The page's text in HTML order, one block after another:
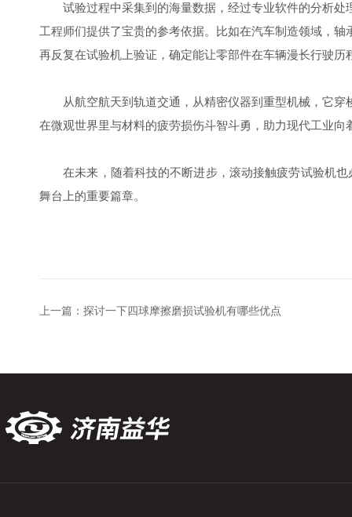
试验过程中采集到的海量数据，经过专业软件的分析处
工程师们提供了宝贵的参考依据。比如在汽车制造领域，
再反复在试验机上验证，确定能让零部件在车辆漫长行驶历
从航空航天到轨道交通，从精密仪器到重型机械，它穿
在微观世界里与材料的疲劳损伤斗智斗勇，助力现代工业
在未来，随着科技的不断进步，滚动接触疲劳试验机也
舞台上的重要篇章。
上一篇： 探讨一下四球摩擦磨损试验机有哪些优点